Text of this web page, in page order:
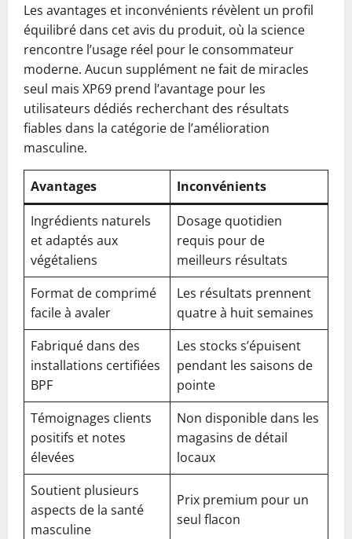
Les avantages et inconvénients révèlent un profil
équilibré dans cet avis du produit, où la science
rencontre l’usage réel pour le consommateur
moderne. Aucun supplément ne fait de miracles
seul mais XP69 prend l’avantage pour les
utilisateurs dédiés recherchant des résultats
fiables dans la catégorie de l’amélioration
masculine.
Avantages
Inconvénients
Ingrédients naturels
et adaptés aux
végétaliens
Dosage quotidien
requis pour de
meilleurs résultats
Format de comprimé
facile à avaler
Les résultats prennent
quatre à huit semaines
Fabriqué dans des
installations certifiées
BPF
Les stocks s’épuisent
pendant les saisons de
pointe
Témoignages clients
positifs et notes
élevées
Non disponible dans les
magasins de détail
locaux
Soutient plusieurs
aspects de la santé
masculine
Prix premium pour un
seul flacon